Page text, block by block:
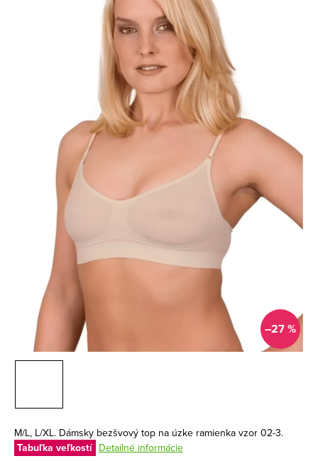
–27 %
M/L, L/XL. Dámsky bezšvový top na úzke ramienka vzor 02-3.
Tabuľka veľkostí Detailné informácie